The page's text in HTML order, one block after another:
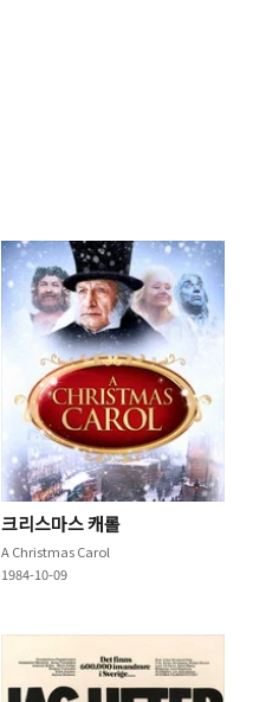
크리스마스 캐롤
A Christmas Carol
1984-10-09